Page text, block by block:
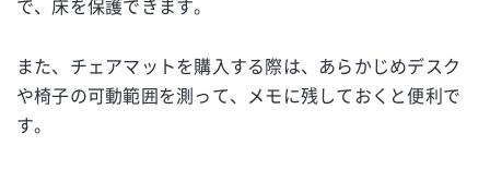
で、床を保護できます。
また、チェアマットを購入する際は、あらかじめデスク
や椅子の可動範囲を測って、メモに残しておくと便利で
す。